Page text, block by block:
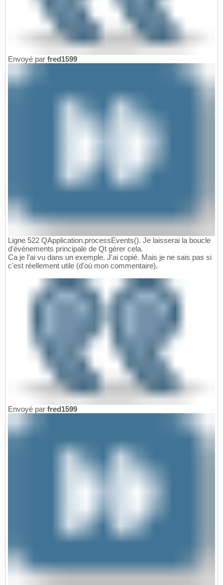
Envoyé par fred1599
Ligne 522 QApplication.processEvents(). Je laisserai la boucle
d'événements principale de Qt gérer cela.
Ca je l'ai vu dans un exemple. J'ai copié. Mais je ne sais pas si
c'est réellement utile (d'où mon commentaire).
Envoyé par fred1599